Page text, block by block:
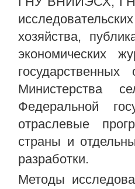
хозяйства,
экономических
Министерства
Федеральной
отраслевые
страны и
разработки.
Методы